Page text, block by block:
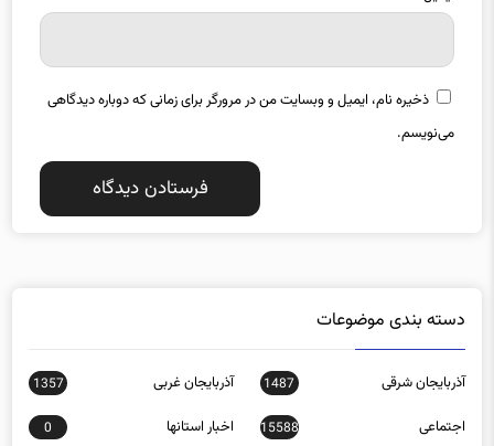
ذخیره نام، ایمیل و وبسایت من در مرورگر برای زمانی که دوباره دیدگاهی
می‌نویسم.
دسته بندی موضوعات
آذربایجان شرقی 1487 آذربایجان غربی 1357
اجتماعی 15588 اخبار استانها 0